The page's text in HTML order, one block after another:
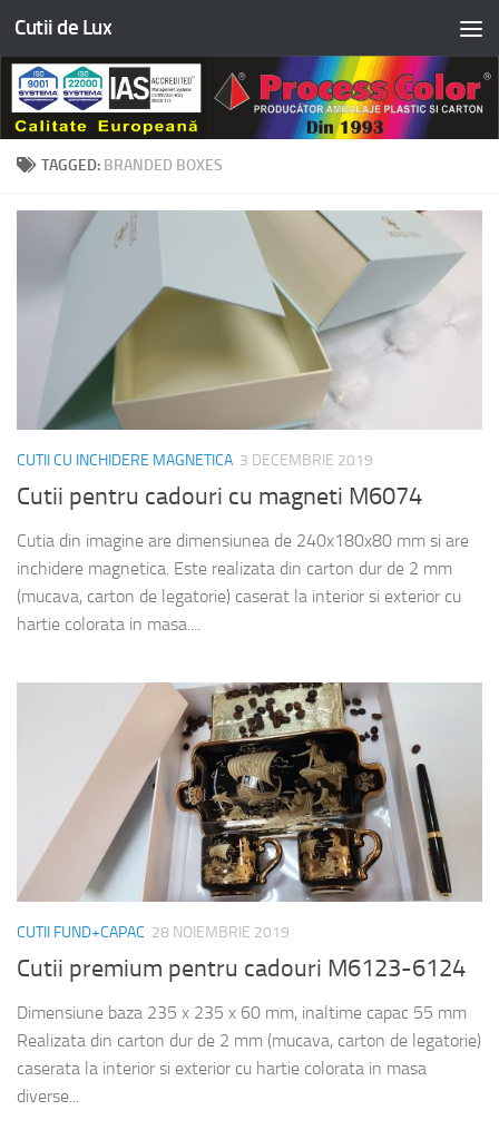
Skip to content
Cutii de Lux
TAGGED: BRANDED BOXES
CUTII CU INCHIDERE MAGNETICA 3 DECEMBRIE 2019
Cutii pentru cadouri cu magneti M6074
Cutia din imagine are dimensiunea de 240x180x80 mm si are
inchidere magnetica. Este realizata din carton dur de 2 mm
(mucava, carton de legatorie) caserat la interior si exterior cu
hartie colorata in masa....
CUTII FUND+CAPAC 28 NOIEMBRIE 2019
Cutii premium pentru cadouri M6123-6124
Dimensiune baza 235 x 235 x 60 mm, inaltime capac 55 mm
Realizata din carton dur de 2 mm (mucava, carton de legatorie)
caserata la interior si exterior cu hartie colorata in masa
diverse...